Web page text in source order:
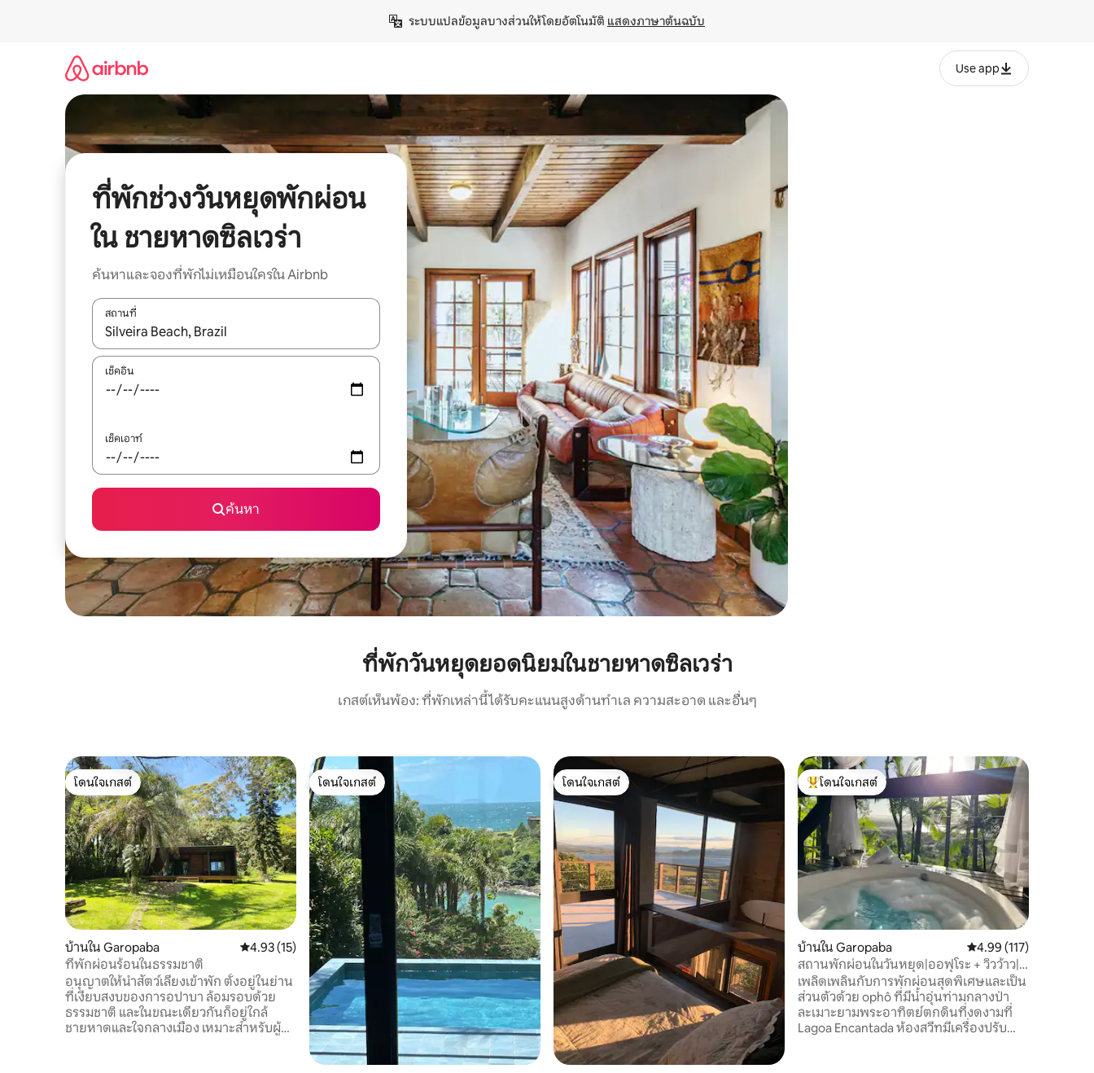
ระบบแปลข้อมูลบางส่วนให้โดยอัตโนมัติ แสดงภาษาต้นฉบับ
Use app
ที่พักช่วงวันหยุดพักผ่อน
ใน ชายหาดซิลเวร่า
ค้นหาและจองที่พักไม่เหมือนใครใน Airbnb
สถานที่
ใช้ลูกศรขึ้นลง หรือใช้การสัมผัสหรือปัด เพื่อสำรวจผลการค้นหา
เช็คอิน
เช็คเอาท์
ค้นหา
ที่พักวันหยุดยอดนิยมในชายหาดซิลเวร่า
เกสต์เห็นพ้อง: ที่พักเหล่านี้ได้รับคะแนนสูงด้านทำเล ความสะอาด และอื่นๆ
โดนใจเกสต์
โดนใจเกสต์
บ้านใน Garopaba คะแนนเฉลี่ย 4.93 จาก 5, 15 รีวิว
4.93 (15)
ที่พักผ่อนร้อนในธรรมชาติ
อนุญาตให้นำสัตว์เลี้ยงเข้าพัก ตั้งอยู่ในย่าน
ที่เงียบสงบของการอปาบา ล้อมรอบด้วย
ธรรมชาติ และในขณะเดียวกันก็อยู่ใกล้
ชายหาดและใจกลางเมือง เหมาะสำหรับผู้ที่
โดนใจเกสต์
โดนใจเกสต์
โดนใจเกสต์
โดนใจเกสต์
โดนใจเกสต์ที่สุด
โดนใจเกสต์
บ้านใน Garopaba คะแนนเฉลี่ย 4.99 จาก
4.99 (117)
สถานพักผ่อนในวันหยุด|ออฟุโระ + วิวว้าว|
เฟรูเกม
เพลิดเพลินกับการพักผ่อนสุดพิเศษและเป็น
ส่วนตัวด้วย ophô ที่มีน้ำอุ่นท่ามกลางป่า
ละเมาะยามพระอาทิตย์ตกดินที่งดงามที่
Lagoa Encantada ห้องสวีทมีเครื่องปรับ